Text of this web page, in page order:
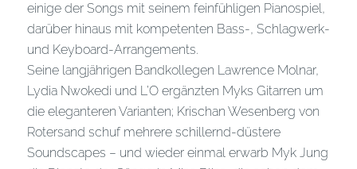
einige der Songs mit seinem feinfühligen Pianospiel,
darüber hinaus mit kompetenten Bass-, Schlagwerk-
und Keyboard-Arrangements.
Seine langjährigen Bandkollegen Lawrence Molnar,
Lydia Nwokedi und L’O ergänzten Myks Gitarren um
die eleganteren Varianten; Krischan Wesenberg von
Rotersand schuf mehrere schillernd-düstere
Soundscapes – und wieder einmal erwarb Myk Jung